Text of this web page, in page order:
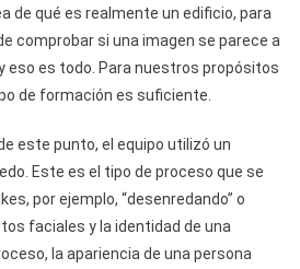
de qué es realmente un edificio, para
comprobar si una imagen se parece a
eso es todo. Para nuestros propósitos
de formación es suficiente.
este punto, el equipo utilizó un
Este es el tipo de proceso que se
por ejemplo, “desenredando” o
faciales y la identidad de una
la apariencia de una persona